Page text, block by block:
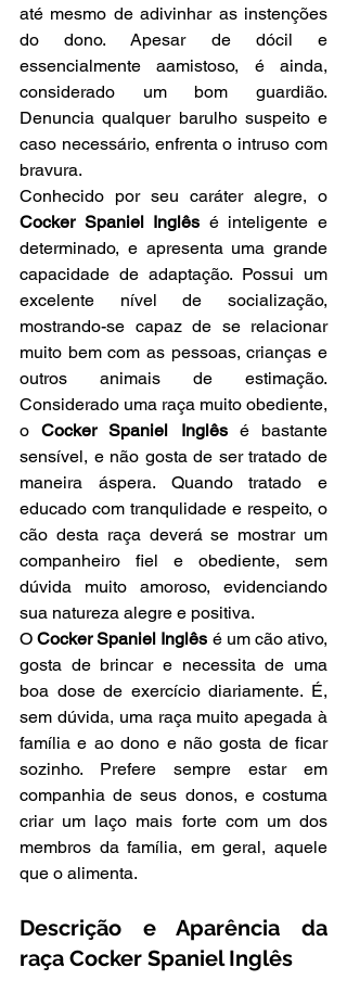
até mesmo de adivinhar as instenções
do dono. Apesar de dócil e
essencialmente aamistoso, é ainda,
considerado um bom guardião.
Denuncia qualquer barulho suspeito e
caso necessário, enfrenta o intruso com
bravura.
Cocker Spaniel Inglês é inteligente e
determinado, e apresenta uma grande
capacidade de adaptação. Possui um
excelente nível de socialização,
mostrando-se capaz de se relacionar
muito bem com as pessoas, crianças e
outros animais de estimação.
Considerado uma raça muito obediente,
o Cocker Spaniel Inglês é bastante
sensível, e não gosta de ser tratado de
maneira áspera. Quando tratado e
educado com tranqulidade e respeito, o
cão desta raça deverá se mostrar um
companheiro fiel e obediente, sem
dúvida muito amoroso, evidenciando
sua natureza alegre e positiva.
O Cocker Spaniel Inglês é um cão ativo,
gosta de brincar e necessita de uma
boa dose de exercício diariamente. É,
sem dúvida, uma raça muito apegada à
família e ao dono e não gosta de ficar
sozinho. Prefere sempre estar em
companhia de seus donos, e costuma
criar um laço mais forte com um dos
membros da família, em geral, aquele
que o alimenta.
Descrição e Aparência da
raça Cocker Spaniel Inglês